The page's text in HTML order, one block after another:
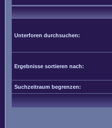
Unterforen durchsuchen:
Ergebnisse sortieren nach:
Suchzeitraum begrenzen: